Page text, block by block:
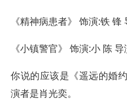
《精神病患者》 饰演:铁 锋
《小镇警官》 饰演:小 陈 导
你说的应该是《遥远的婚
演者是肖光奕。